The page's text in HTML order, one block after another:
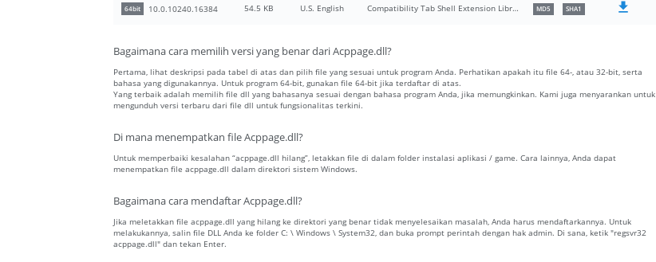
64bit 10.0.10240.16384 54.5 KB U.S. English Compatibility Tab Shell Extension Library MD5 SHA1
Bagaimana cara memilih versi yang benar dari Acppage.dll?
Pertama, lihat deskripsi pada tabel di atas dan pilih file yang sesuai untuk program Anda. Perhatikan apakah itu file 64-, atau 32-bit, serta
bahasa yang digunakannya. Untuk program 64-bit, gunakan file 64-bit jika terdaftar di atas.
Yang terbaik adalah memilih file dll yang bahasanya sesuai dengan bahasa program Anda, jika memungkinkan. Kami juga menyarankan untuk
mengunduh versi terbaru dari file dll untuk fungsionalitas terkini.
Di mana menempatkan file Acppage.dll?
Untuk memperbaiki kesalahan “acppage.dll hilang”, letakkan file di dalam folder instalasi aplikasi / game. Cara lainnya, Anda dapat
menempatkan file acppage.dll dalam direktori sistem Windows.
Bagaimana cara mendaftar Acppage.dll?
Jika meletakkan file acppage.dll yang hilang ke direktori yang benar tidak menyelesaikan masalah, Anda harus mendaftarkannya. Untuk
melakukannya, salin file DLL Anda ke folder C: \ Windows \ System32, dan buka prompt perintah dengan hak admin. Di sana, ketik "regsvr32
acppage.dll" dan tekan Enter.